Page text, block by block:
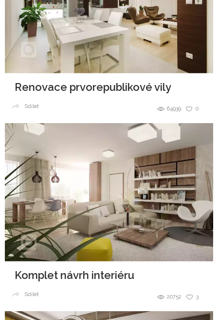
Renovace prvorepublikové vily
0
64939
Sdílet
Komplet návrh interiéru
3
20752
Sdílet